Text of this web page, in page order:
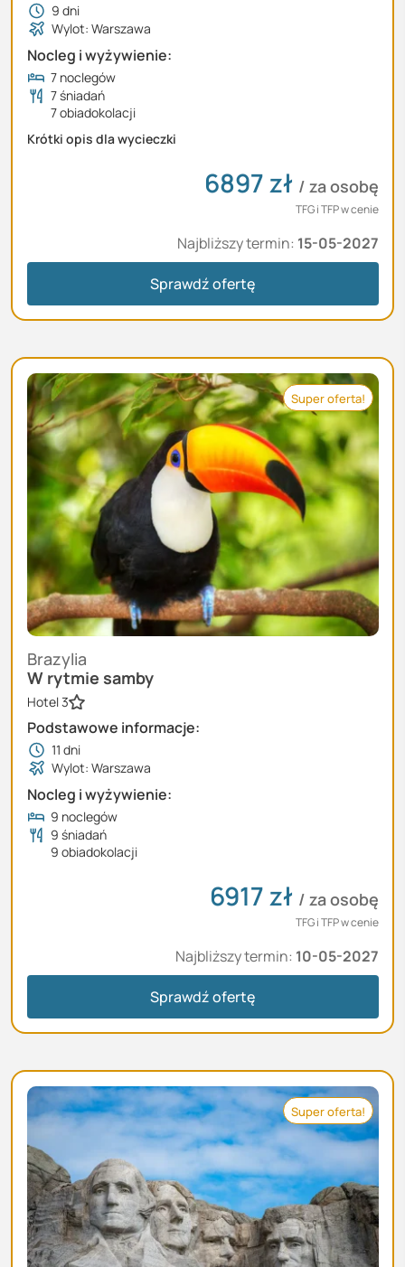
9 dni
Wylot: Warszawa
Nocleg i wyżywienie:
7 noclegów
7 śniadań
7 obiadokolacji
Krótki opis dla wycieczki
6897zł / za osobę
TFG i TFP w cenie
Najbliższy termin: 15-05-2027
Sprawdź ofertę
Super oferta!
W rytmie samby
Brazylia
Hotel 3
Podstawowe informacje:
11 dni
Wylot: Warszawa
Nocleg i wyżywienie:
9 noclegów
9 śniadań
9 obiadokolacji
6917zł / za osobę
TFG i TFP w cenie
Najbliższy termin: 10-05-2027
Sprawdź ofertę
Super oferta!